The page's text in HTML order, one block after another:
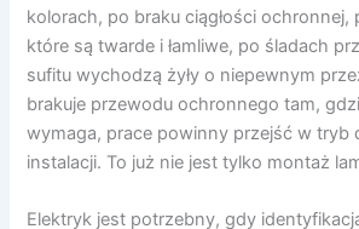
kolorach, po braku ciągłości ochronnej,
które są twarde i łamliwe, po śladach
sufitu wychodzą żyły o niepewnym
brakuje przewodu ochronnego tam,
wymaga, prace powinny przejść w tryb
instalacji. To już nie jest tylko montaż
Elektryk jest potrzebny, gdy